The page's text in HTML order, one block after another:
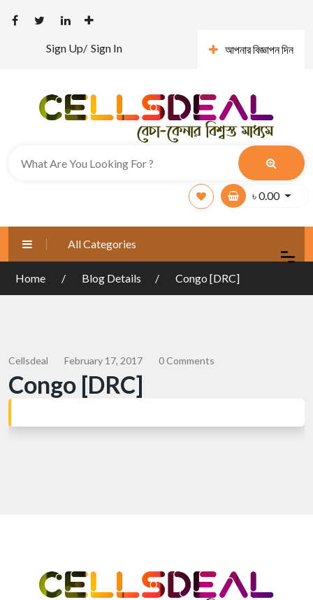
Sign Up/ Sign In আপনার বিজ্ঞাপন দিন
৳0.00
All Categories
Home Blog Details Congo [DRC]
Cellsdeal February 17, 2017 0 Comments
Congo [DRC]